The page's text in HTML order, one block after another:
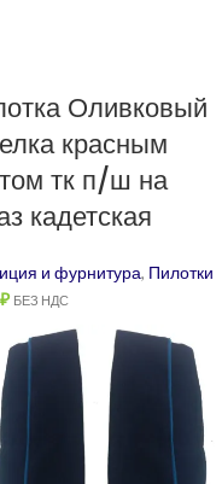
Оливковый
красным
тк п/ш на
кадетская
и фурнитура, Пилотки
₽ БЕЗ НДС